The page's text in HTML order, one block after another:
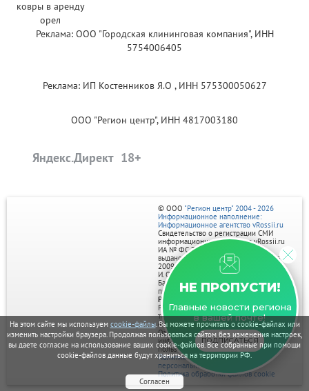
На этом сайте мы используем cookie-файлы. Вы можете прочитать о cookie-файлах или
изменить настройки браузера. Продолжая пользоваться сайтом без изменения настроек,
вы даете согласие на использование ваших cookie-файлов. Все собранные при помощи
cookie-файлов данные будут храниться на территории РФ.
Согласен
Реклама: ООО "Городская клининговая компания", ИНН
5754006405
Реклама: ИП Костенников Я.О , ИНН 575300050627
ООО "Регион центр", ИНН 4817003180
Яндекс.Директ
НЕ ПРОПУСТИ!
Главные новости региона
в вашей почте!
ПОДПИСАТЬСЯ
© ООО "Регион центр" 2004 - 2026
Информационное наполнение:
Информационное агентство vRossii.ru
Свидетельство о регистрации СМИ
информационного агентства vRossii.ru
ИА № ФС 77‑35502
выдано РОСКОМНАДЗОРом 04 марта
2009г.
И. О. Главного редактора Нарыков А. Н.
Баннеры на портале размещаются на
правах рекламы.
Реклама на портале:
Рекламное агентство "Умный маркетинг"
тел. 7-910-267-70-40,
email: umnyy.marketing@yandex.ru
Отдельные публикации могут содержать
информацию, не предназначенную для
пользователей до 18 лет.
Политика в отношении обработки
персональных данных
Политика обработки файлов cookie